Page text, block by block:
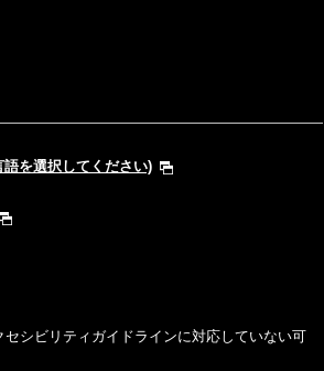
を選択してください)
シビリティガイドラインに対応していない可